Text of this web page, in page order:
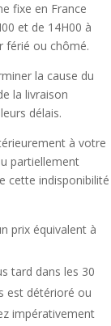
fixe en France
et de 14H00 à
férié ou chômé.
la cause du
la livraison
délais.
à votre
partiellement
cette indisponibilité
prix équivalent à
tard dans les 30
est détérioré ou
impérativement